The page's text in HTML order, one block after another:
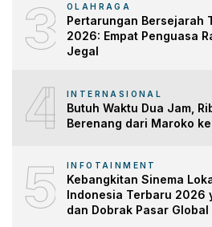
3 OLAHRAGA
Pertarungan Bersejarah
2026: Empat Penguasa
Jegal
4 INTERNASIONAL
Butuh Waktu Dua Jam,
Berenang dari Maroko
5 INFOTAINMENT
Kebangkitan Sinema
Indonesia Terbaru 2026
dan Dobrak Pasar Global